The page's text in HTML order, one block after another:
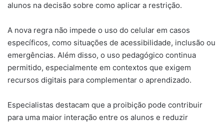
alunos na decisão sobre como aplicar a restrição.
A nova regra não impede o uso do celular em casos
específicos, como situações de acessibilidade, inclusão ou
emergências. Além disso, o uso pedagógico continua
permitido, especialmente em contextos que exigem
recursos digitais para complementar o aprendizado.
Especialistas destacam que a proibição pode contribuir
para uma maior interação entre os alunos e reduzir